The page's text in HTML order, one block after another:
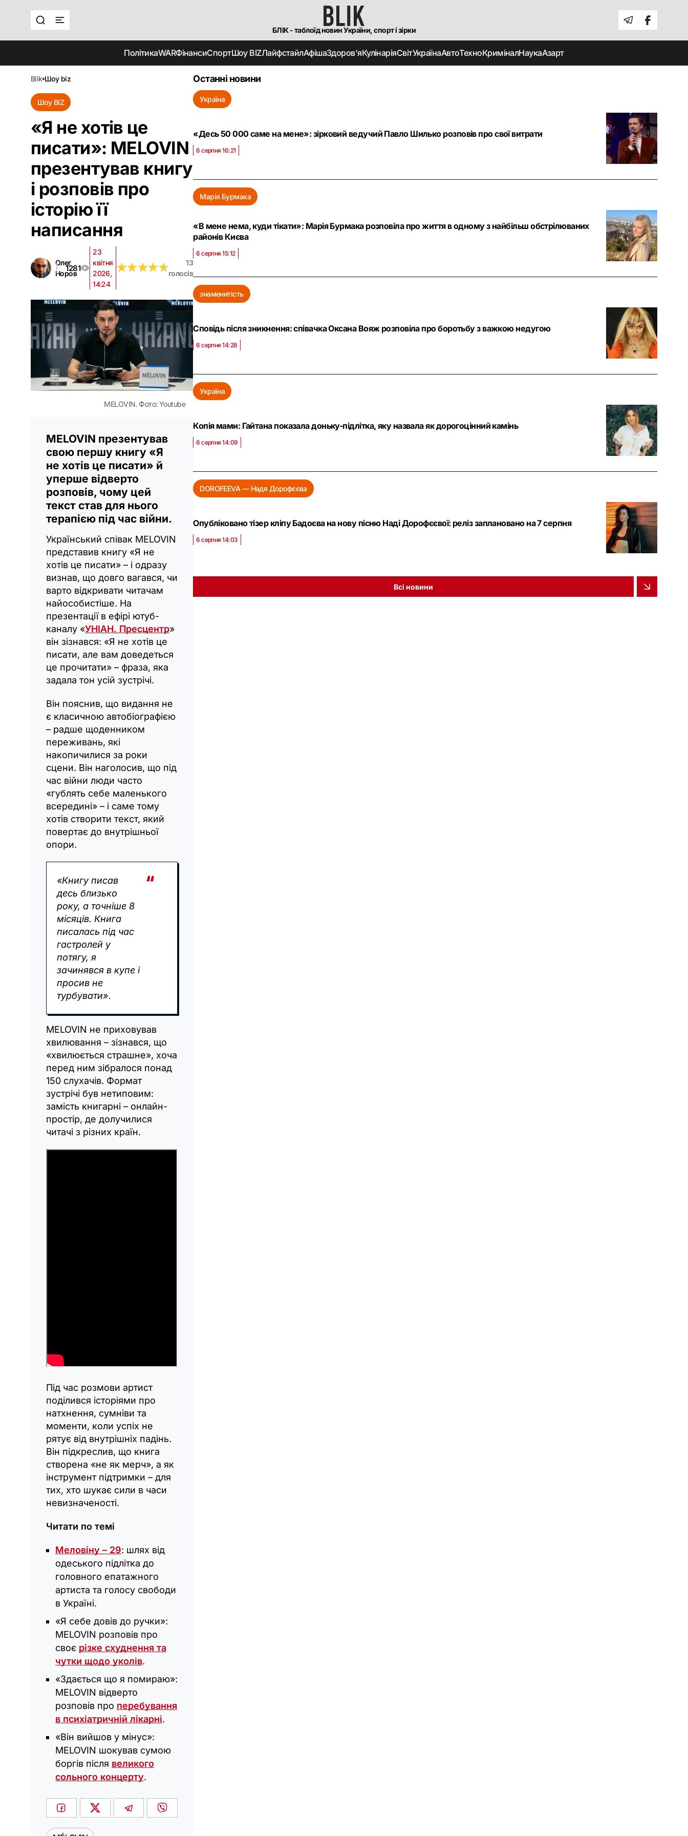
БЛІК - таблоїд новин України, спорт і зірки
ПолітикаWARФінансиСпортШоу BIZЛайфстайлАфішаЗдоров'яКулінаріяСвітУкраїнаАвтоТехноКриміналНаукаАзарт
blik шоу biz
Шоу BIZ
«Я не хотів це
писати»: MELOVIN
презентував книгу
і розповів про
історію її
написання
Олег
Норов
1281
23
квітня
2026,
14:24
★★★★★
★★★★★
13
голосів
MELOVIN. Фото: Youtube
MELOVIN презентував
свою першу книгу «Я
не хотів це писати» й
уперше відверто
розповів, чому цей
текст став для нього
терапією під час війни.
Український співак MELOVIN
представив книгу «Я не
хотів це писати» – і одразу
визнав, що довго вагався, чи
варто відкривати читачам
найособистіше. На
презентації в ефірі ютуб-
каналу «УНІАН. Пресцентр»
він зізнався: «Я не хотів це
писати, але вам доведеться
це прочитати» – фраза, яка
задала тон усій зустрічі.
Він пояснив, що видання не
є класичною автобіографією
– радше щоденником
переживань, які
накопичилися за роки
сцени. Він наголосив, що під
час війни люди часто
«гублять себе маленького
всередині» – і саме тому
хотів створити текст, який
повертає до внутрішньої
опори.
«Книгу писав
десь близько
року, а точніше 8
місяців. Книга
писалась під час
гастролей у
потягу, я
зачинявся в купе і
просив не
турбувати».
MELOVIN не приховував
хвилювання – зізнався, що
«хвилюється страшне», хоча
перед ним зібралося понад
150 слухачів. Формат
зустрічі був нетиповим:
замість книгарні – онлайн-
простір, де долучилися
читачі з різних країн.
Під час розмови артист
поділився історіями про
натхнення, сумніви та
моменти, коли успіх не
рятує від внутрішніх падінь.
Він підкреслив, що книга
створена «не як мерч», а як
інструмент підтримки – для
тих, хто шукає сили в часи
невизначеності.
Читати по темі
Меловіну – 29: шлях від
одеського підлітка до
головного епатажного
артиста та голосу свободи
в Україні.
«Я себе довів до ручки»:
MELOVIN розповів про
своє різке схуднення та
чутки щодо уколів.
«Здається що я помираю»:
MELOVIN відверто
розповів про перебування
в психіатричній лікарні.
«Він вийшов у мінус»:
MELOVIN шокував сумою
боргів після великого
сольного концерту.
Останні новини
Україна
«Десь 50 000 саме на мене»: зірковий ведучий Павло Шилько розповів про свої витрати
6 серпня 16:21
Марія Бурмака
«В мене нема, куди тікати»: Марія Бурмака розповіла про життя в одному з найбільш обстрілюваних
районів Києва
6 серпня 15:12
знаменитість
Сповідь після зникнення: співачка Оксана Вояж розповіла про боротьбу з важкою недугою
6 серпня 14:28
Україна
Копія мами: Гайтана показала доньку-підлітка, яку назвала як дорогоцінний камінь
6 серпня 14:09
DOROFEEVA — Надя Дорофєєва
Опубліковано тізер кліпу Бадоєва на нову пісню Наді Дорофєєвої: реліз заплановано на 7 серпня
6 серпня 14:03
Всі новини